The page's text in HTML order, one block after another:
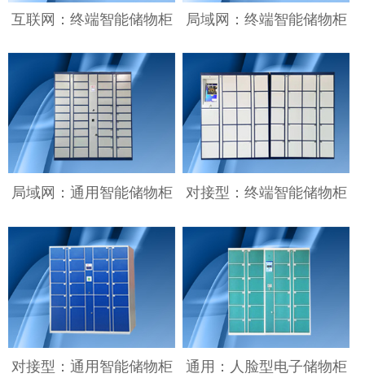
互联网：终端智能储物柜 局域网：终端智能储物柜
局域网：通用智能储物柜 对接型：终端智能储物柜
对接型：通用智能储物柜 通用：人脸型电子储物柜